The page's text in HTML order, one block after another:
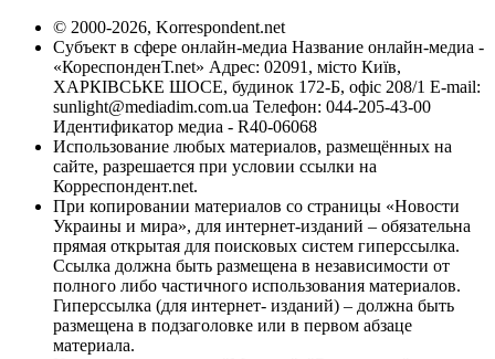
© 2000-2026, Korrespondent.net
Субъект в сфере онлайн-медиа Название онлайн-медиа -
«КореспонденТ.net» Адрес: 02091, місто Київ,
ХАРКІВСЬКЕ ШОСЕ, будинок 172-Б, офіс 208/1 E-mail:
sunlight@mediadim.com.ua Телефон: 044-205-43-00
Идентификатор медиа - R40-06068
Использование любых материалов, размещённых на
сайте, разрешается при условии ссылки на
Корреспондент.net.
При копировании материалов со страницы «Новости
Украины и мира», для интернет-изданий – обязательна
прямая открытая для поисковых систем гиперссылка.
Ссылка должна быть размещена в независимости от
полного либо частичного использования материалов.
Гиперссылка (для интернет- изданий) – должна быть
размещена в подзаголовке или в первом абзаце
материала.